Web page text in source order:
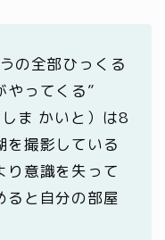
の全部ひっくる
やってくる”
ま かいと）は8
を撮影している
り意識を失って
ると自分の部屋